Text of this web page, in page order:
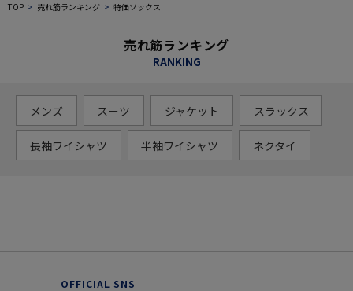
TOP 売れ筋ランキング 特価ソックス
売れ筋ランキング
RANKING
メンズ スーツ ジャケット スラックス
長袖ワイシャツ 半袖ワイシャツ ネクタイ
OFFICIAL SNS